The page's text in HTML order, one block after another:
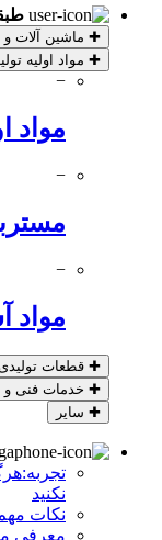
✚ ماشین آلات و
✚ مواد اولیه
−
مواد
−
−
مواد
✚ قطعات
✚ خدمات فنی
✚ سایر
نکنید
نکات
معرفی